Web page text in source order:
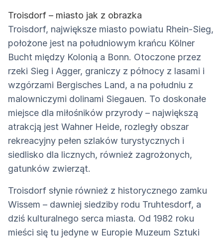
Troisdorf – miasto jak z obrazka
Troisdorf, największe miasto powiatu Rhein-Sieg,
położone jest na południowym krańcu Kölner
Bucht między Kolonią a Bonn. Otoczone przez
rzeki Sieg i Agger, graniczy z północy z lasami i
wzgórzami Bergisches Land, a na południu z
malowniczymi dolinami Siegauen. To doskonałe
miejsce dla miłośników przyrody – największą
atrakcją jest Wahner Heide, rozległy obszar
rekreacyjny pełen szlaków turystycznych i
siedlisko dla licznych, również zagrożonych,
gatunków zwierząt.
Troisdorf słynie również z historycznego zamku
Wissem – dawniej siedziby rodu Truhtesdorf, a
dziś kulturalnego serca miasta. Od 1982 roku
mieści się tu jedyne w Europie Muzeum Sztuki